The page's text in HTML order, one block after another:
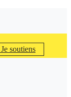
Je soutiens